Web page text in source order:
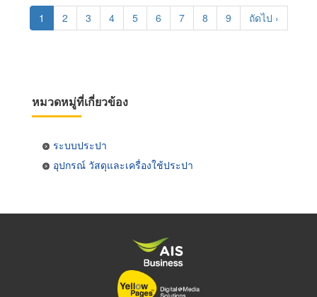
Pagination
Current
page
1 Page
2 Page
3 Page
4 Page
5 Page
6 Page
7 Page
8 Page
9
Next
page
ถัดไป ›
หมวดหมู่ที่เกี่ยวข้อง
ระบบประปา
อุปกรณ์ วัสดุและเครื่องใช้ประปา